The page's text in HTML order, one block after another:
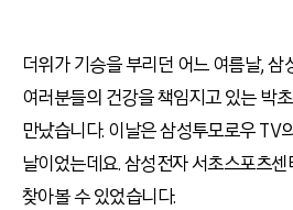
더위가 기승을 부리던 어느 여름날, 삼
여러분들의 건강을 책임지고 있는 박
만났습니다. 이날은 삼성투모로우 TV
날이었는데요. 삼성전자 서초스포츠
찾아볼 수 있었습니다.